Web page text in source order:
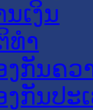
ເງິນ
ທໍາ
ງກັນຄວ
ງກັນປະ